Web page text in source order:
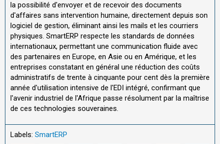
la possibilité d'envoyer et de recevoir des documents
d'affaires sans intervention humaine, directement depuis son
logiciel de gestion, éliminant ainsi les mails et les courriers
physiques. SmartERP respecte les standards de données
internationaux, permettant une communication fluide avec
des partenaires en Europe, en Asie ou en Amérique, et les
entreprises constatant en général une réduction des coûts
administratifs de trente à cinquante pour cent dès la première
année d'utilisation intensive de l'EDI intégré, confirmant que
l'avenir industriel de l'Afrique passe résolument par la maîtrise
de ces technologies souveraines.
Labels: SmartERP